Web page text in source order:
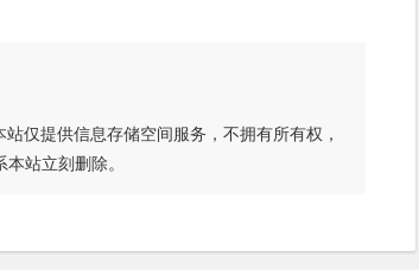
仅提供信息存储空间服务，不拥有所有权，
站立刻删除。